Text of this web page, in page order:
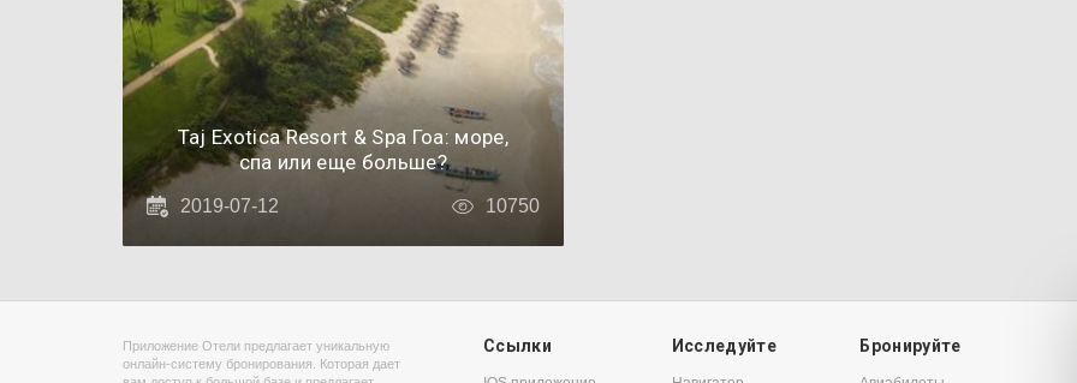
Taj Exotica Resort & Spa Гоа: море,
спа или еще больше?
2019-07-12 10750
Приложение Отели предлагает уникальную
онлайн-систему бронирования. Которая дает
Ссылки Исследуйте Бронируйте